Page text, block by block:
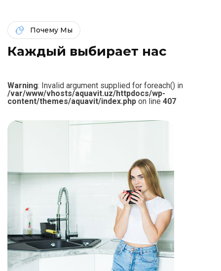
Почему Мы
Каждый выбирает нас
Warning: Invalid argument supplied for foreach() in
/var/www/vhosts/aquavit.uz/httpdocs/wp-
content/themes/aquavit/index.php on line 407